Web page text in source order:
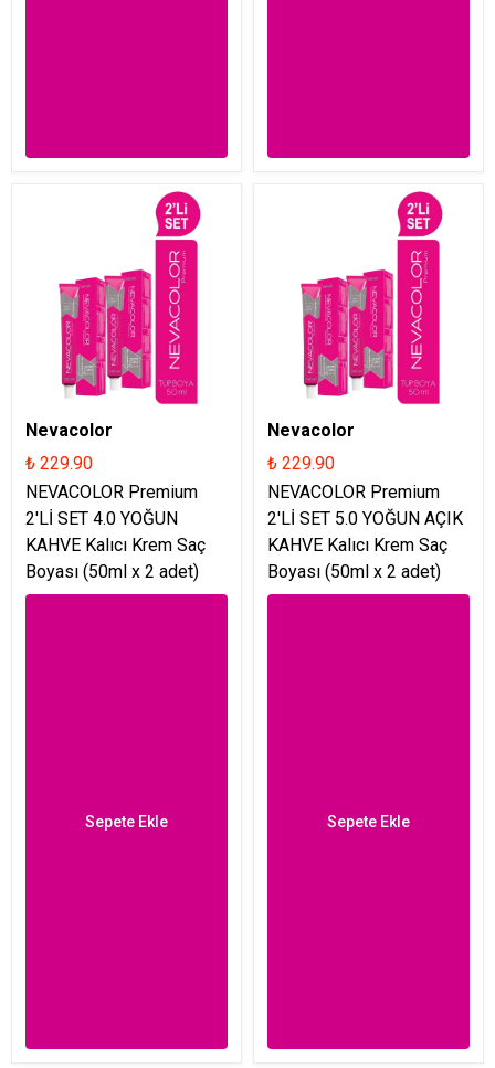
Nevacolor
₺ 229.90
NEVACOLOR Premium
2'Lİ SET 4.0 YOĞUN
KAHVE Kalıcı Krem Saç
Boyası (50ml x 2 adet)
Sepete Ekle
Nevacolor
₺ 229.90
NEVACOLOR Premium
2'Lİ SET 5.0 YOĞUN AÇIK
KAHVE Kalıcı Krem Saç
Boyası (50ml x 2 adet)
Sepete Ekle